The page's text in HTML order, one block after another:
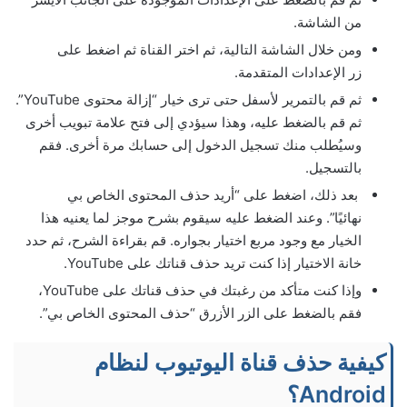
من الشاشة.
ومن خلال الشاشة التالية، ثم اختر القناة ثم اضغط على
زر الإعدادات المتقدمة.
ثم قم بالتمرير لأسفل حتى ترى خيار “إزالة محتوى YouTube”.
ثم قم بالضغط عليه، وهذا سيؤدي إلى فتح علامة تبويب أخرى
وسيُطلب منك تسجيل الدخول إلى حسابك مرة أخرى. فقم
بالتسجيل.
بعد ذلك، اضغط على “أريد حذف المحتوى الخاص بي
نهائيًا”. وعند الضغط عليه سيقوم بشرح موجز ​​لما يعنيه هذا
الخيار مع وجود مربع اختيار بجواره. قم بقراءة الشرح، ثم حدد
خانة الاختيار إذا كنت تريد حذف قناتك على YouTube.
وإذا كنت متأكد من رغبتك في حذف قناتك على YouTube،
فقم بالضغط على الزر الأزرق “حذف المحتوى الخاص بي”.
كيفية حذف قناة اليوتيوب لنظام
Android؟